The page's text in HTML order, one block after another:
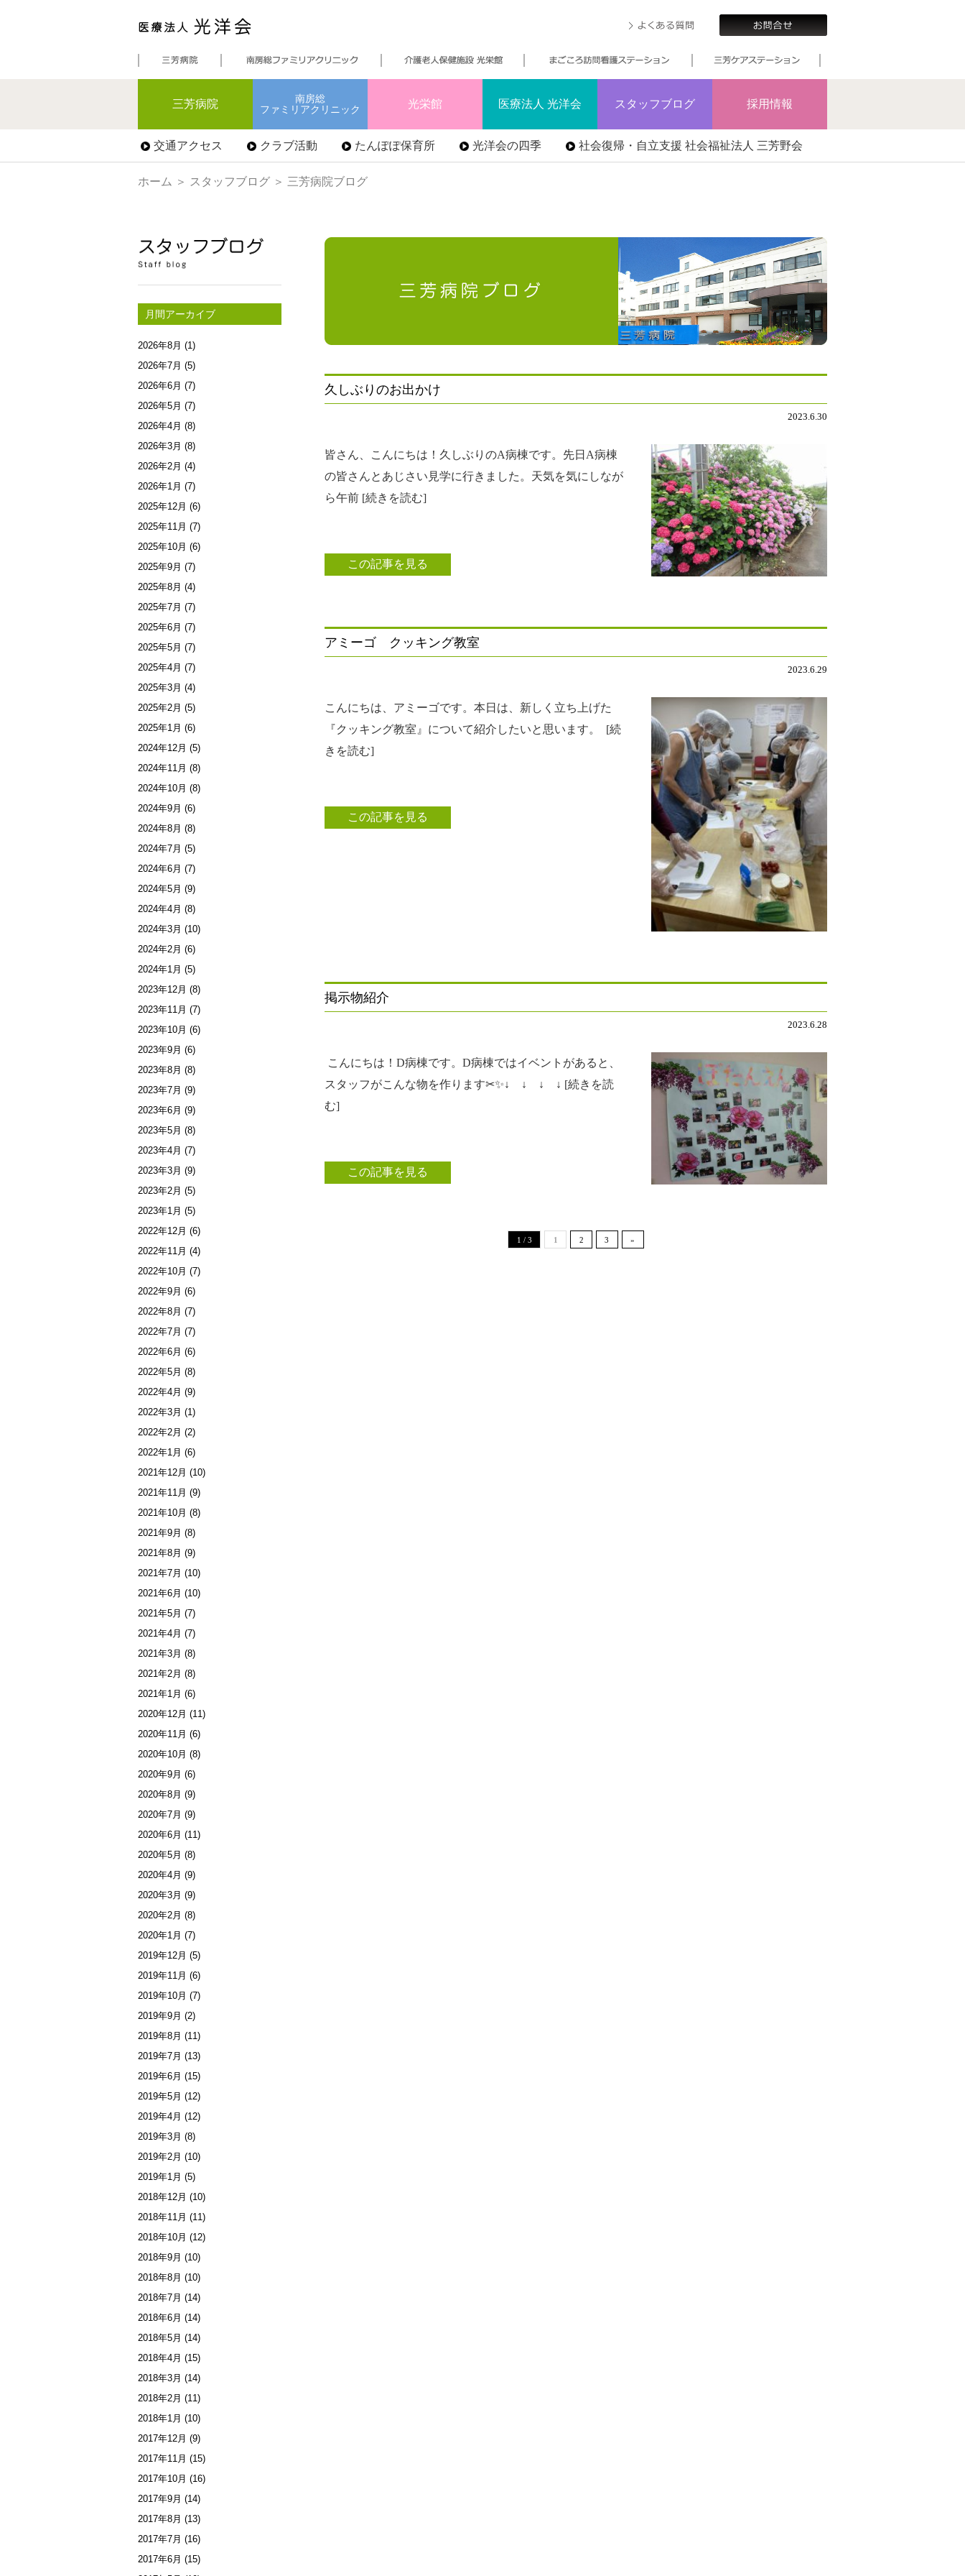
三芳病院
南房総
ファミリアクリニック
光栄館 医療法人 光洋会 スタッフブログ 採用情報
交通アクセス クラブ活動 たんぽぽ保育所 光洋会の四季 社会復帰・自立支援 社会福祉法人 三芳野会
ホーム ＞ スタッフブログ ＞ 三芳病院ブログ
月間アーカイブ
2026年8月 (1)
2026年7月 (5)
2026年6月 (7)
2026年5月 (7)
2026年4月 (8)
2026年3月 (8)
2026年2月 (4)
2026年1月 (7)
2025年12月 (6)
2025年11月 (7)
2025年10月 (6)
2025年9月 (7)
2025年8月 (4)
2025年7月 (7)
2025年6月 (7)
2025年5月 (7)
2025年4月 (7)
2025年3月 (4)
2025年2月 (5)
2025年1月 (6)
2024年12月 (5)
2024年11月 (8)
2024年10月 (8)
2024年9月 (6)
2024年8月 (8)
2024年7月 (5)
2024年6月 (7)
2024年5月 (9)
2024年4月 (8)
2024年3月 (10)
2024年2月 (6)
2024年1月 (5)
2023年12月 (8)
2023年11月 (7)
2023年10月 (6)
2023年9月 (6)
2023年8月 (8)
2023年7月 (9)
2023年6月 (9)
2023年5月 (8)
2023年4月 (7)
2023年3月 (9)
2023年2月 (5)
2023年1月 (5)
2022年12月 (6)
2022年11月 (4)
2022年10月 (7)
2022年9月 (6)
2022年8月 (7)
2022年7月 (7)
2022年6月 (6)
2022年5月 (8)
2022年4月 (9)
2022年3月 (1)
2022年2月 (2)
2022年1月 (6)
2021年12月 (10)
2021年11月 (9)
2021年10月 (8)
2021年9月 (8)
2021年8月 (9)
2021年7月 (10)
2021年6月 (10)
2021年5月 (7)
2021年4月 (7)
2021年3月 (8)
2021年2月 (8)
2021年1月 (6)
2020年12月 (11)
2020年11月 (6)
2020年10月 (8)
2020年9月 (6)
2020年8月 (9)
2020年7月 (9)
2020年6月 (11)
2020年5月 (8)
2020年4月 (9)
2020年3月 (9)
2020年2月 (8)
2020年1月 (7)
2019年12月 (5)
2019年11月 (6)
2019年10月 (7)
2019年9月 (2)
2019年8月 (11)
2019年7月 (13)
2019年6月 (15)
2019年5月 (12)
2019年4月 (12)
2019年3月 (8)
2019年2月 (10)
2019年1月 (5)
2018年12月 (10)
2018年11月 (11)
2018年10月 (12)
2018年9月 (10)
2018年8月 (10)
2018年7月 (14)
2018年6月 (14)
2018年5月 (14)
2018年4月 (15)
2018年3月 (14)
2018年2月 (11)
2018年1月 (10)
2017年12月 (9)
2017年11月 (15)
2017年10月 (16)
2017年9月 (14)
2017年8月 (13)
2017年7月 (16)
2017年6月 (15)
久しぶりのお出かけ
2023.6.30
皆さん、こんにちは！久しぶりのA病棟です。先日A病棟
の皆さんとあじさい見学に行きました。天気を気にしなが
ら午前 [続きを読む]
この記事を見る
アミーゴ クッキング教室
2023.6.29
こんにちは、アミーゴです。本日は、新しく立ち上げた
『クッキング教室』について紹介したいと思います。 [続
きを読む]
この記事を見る
掲示物紹介
2023.6.28
こんにちは！D病棟です。D病棟ではイベントがあると、
スタッフがこんな物を作ります✂✨↓ ↓ ↓ ↓ [続きを読
む]
この記事を見る
1 / 3 1 2 3 »